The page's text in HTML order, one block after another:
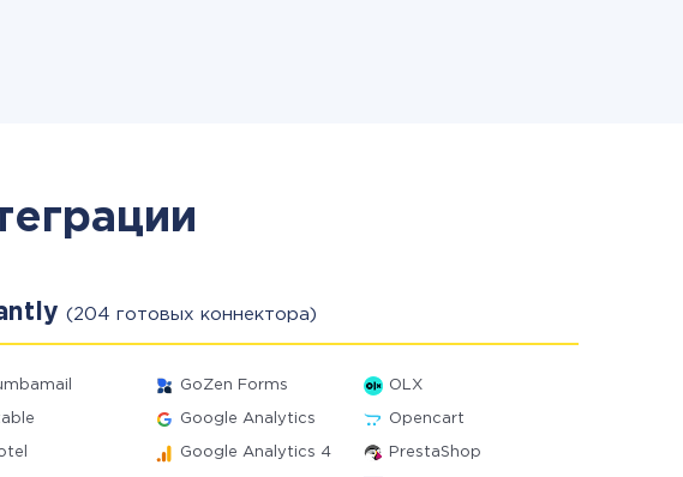
(204 готовых коннектора)
GoZen Forms OLX
Google Analytics Opencart
Google Analytics 4 PrestaShop